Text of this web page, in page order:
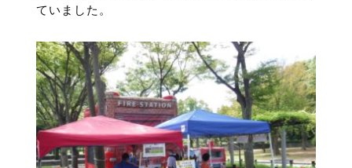
ていました。